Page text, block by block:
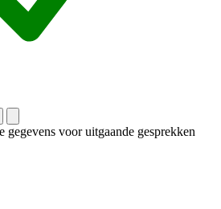
gegevens voor uitgaande gesprekken